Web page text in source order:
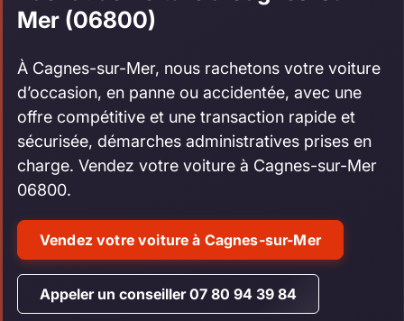
Mer (06800)
À Cagnes-sur-Mer, nous rachetons votre voiture
d’occasion, en panne ou accidentée, avec une
offre compétitive et une transaction rapide et
sécurisée, démarches administratives prises en
charge. Vendez votre voiture à Cagnes-sur-Mer
06800.
Vendez votre voiture à Cagnes-sur-Mer
Appeler un conseiller 07 80 94 39 84